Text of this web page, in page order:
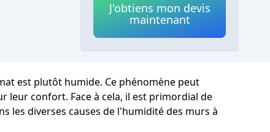
J'obtiens mon devis
maintenant
est plutôt humide. Ce phénomène peut
leur confort. Face à cela, il est primordial de
les diverses causes de l'humidité des murs à